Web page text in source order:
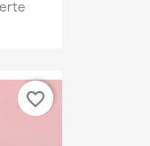
favorite_border